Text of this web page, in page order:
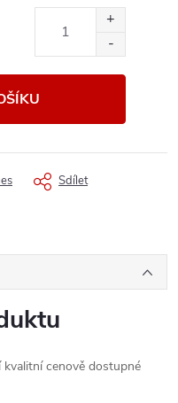
Sdílet
cenově dostupné